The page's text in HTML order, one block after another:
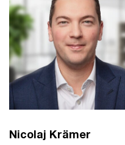
Nicolaj Krämer